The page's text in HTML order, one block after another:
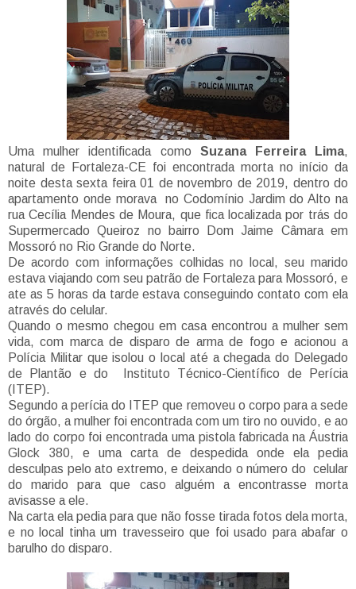
Uma mulher identificada como Suzana Ferreira Lima,
natural de Fortaleza-CE foi encontrada morta no início da
noite desta sexta feira 01 de novembro de 2019, dentro do
apartamento onde morava no Codomínio Jardim do Alto na
rua Cecília Mendes de Moura, que fica localizada por trás do
Supermercado Queiroz no bairro Dom Jaime Câmara em
Mossoró no Rio Grande do Norte.
De acordo com informações colhidas no local, seu marido
estava viajando com seu patrão de Fortaleza para Mossoró, e
ate as 5 horas da tarde estava conseguindo contato com ela
através do celular.
Quando o mesmo chegou em casa encontrou a mulher sem
vida, com marca de disparo de arma de fogo e acionou a
Polícia Militar que isolou o local até a chegada do Delegado
de Plantão e do Instituto Técnico-Científico de Perícia
(ITEP).
Segundo a perícia do ITEP que removeu o corpo para a sede
do órgão, a mulher foi encontrada com um tiro no ouvido, e ao
lado do corpo foi encontrada uma pistola fabricada na Áustria
Glock 380, e uma carta de despedida onde ela pedia
desculpas pelo ato extremo, e deixando o número do celular
do marido para que caso alguém a encontrasse morta
avisasse a ele.
Na carta ela pedia para que não fosse tirada fotos dela morta,
e no local tinha um travesseiro que foi usado para abafar o
barulho do disparo.